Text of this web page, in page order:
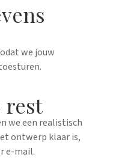
we jouw
rest
we een realistisch
ontwerp klaar is,
e-mail.